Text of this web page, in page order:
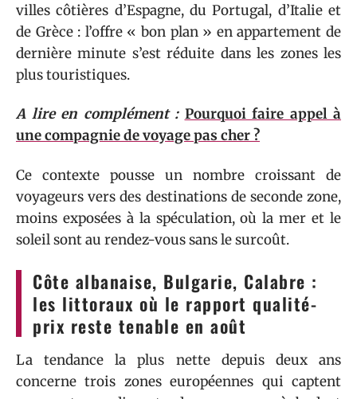
villes côtières d’Espagne, du Portugal, d’Italie et
de Grèce : l’offre « bon plan » en appartement de
dernière minute s’est réduite dans les zones les
plus touristiques.
A lire en complément : Pourquoi faire appel à
une compagnie de voyage pas cher ?
Ce contexte pousse un nombre croissant de
voyageurs vers des destinations de seconde zone,
moins exposées à la spéculation, où la mer et le
soleil sont au rendez-vous sans le surcoût.
Côte albanaise, Bulgarie, Calabre :
les littoraux où le rapport qualité-
prix reste tenable en août
La tendance la plus nette depuis deux ans
concerne trois zones européennes qui captent